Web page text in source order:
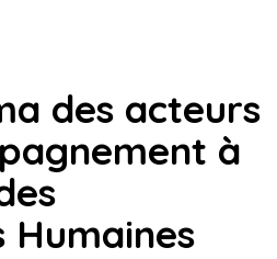
des acteurs
à
Humaines